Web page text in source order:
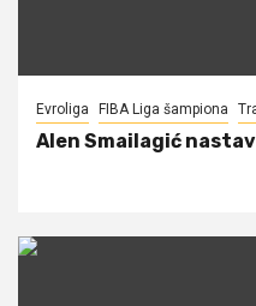
Evroliga FIBA Liga šampiona
Alen Smailagić